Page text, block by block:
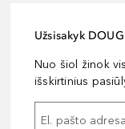
Užsisakyk
Nuo šiol žinok
išskirtinius
El. pašto